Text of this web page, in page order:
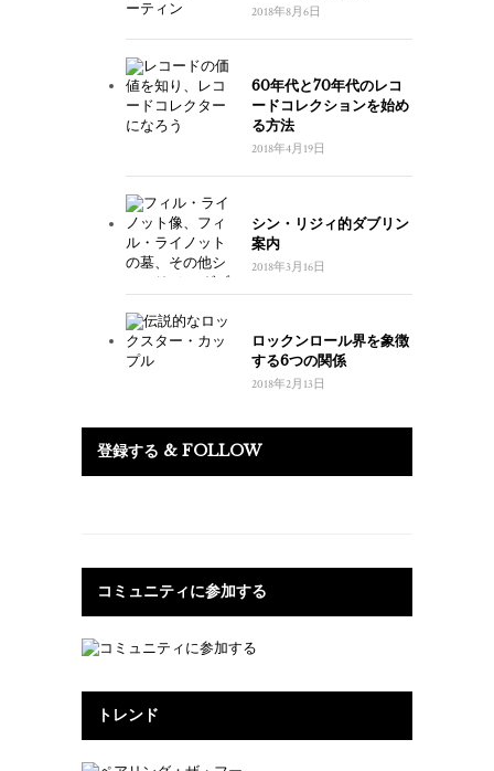
2018年8月6日
60年代と70年代のレコ
ードコレクションを始め
る方法
2018年4月19日
シン・リジィ的ダブリン
案内
2018年3月16日
ロックンロール界を象徴
する6つの関係
2018年2月13日
登録する & FOLLOW
コミュニティに参加する
トレンド